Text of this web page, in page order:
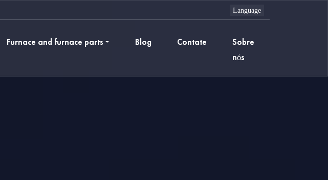
Furnace and furnace parts Blog Contate
Sobre
nós